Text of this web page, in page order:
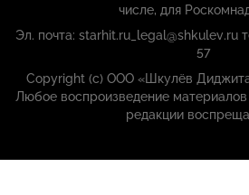
числе, для
Эл. почта: starhit.ru_legal@shkulev.ru
57
Copyright (с) ООО «Шкулёв
Любое воспроизведение
редакции